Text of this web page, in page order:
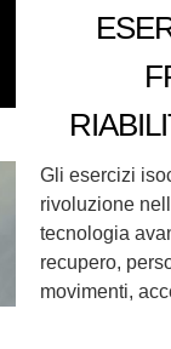
Gli esercizi
rivoluzione
tecnologia
recupero,
movimenti,